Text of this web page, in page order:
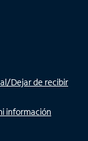
Dejar de recibir
información